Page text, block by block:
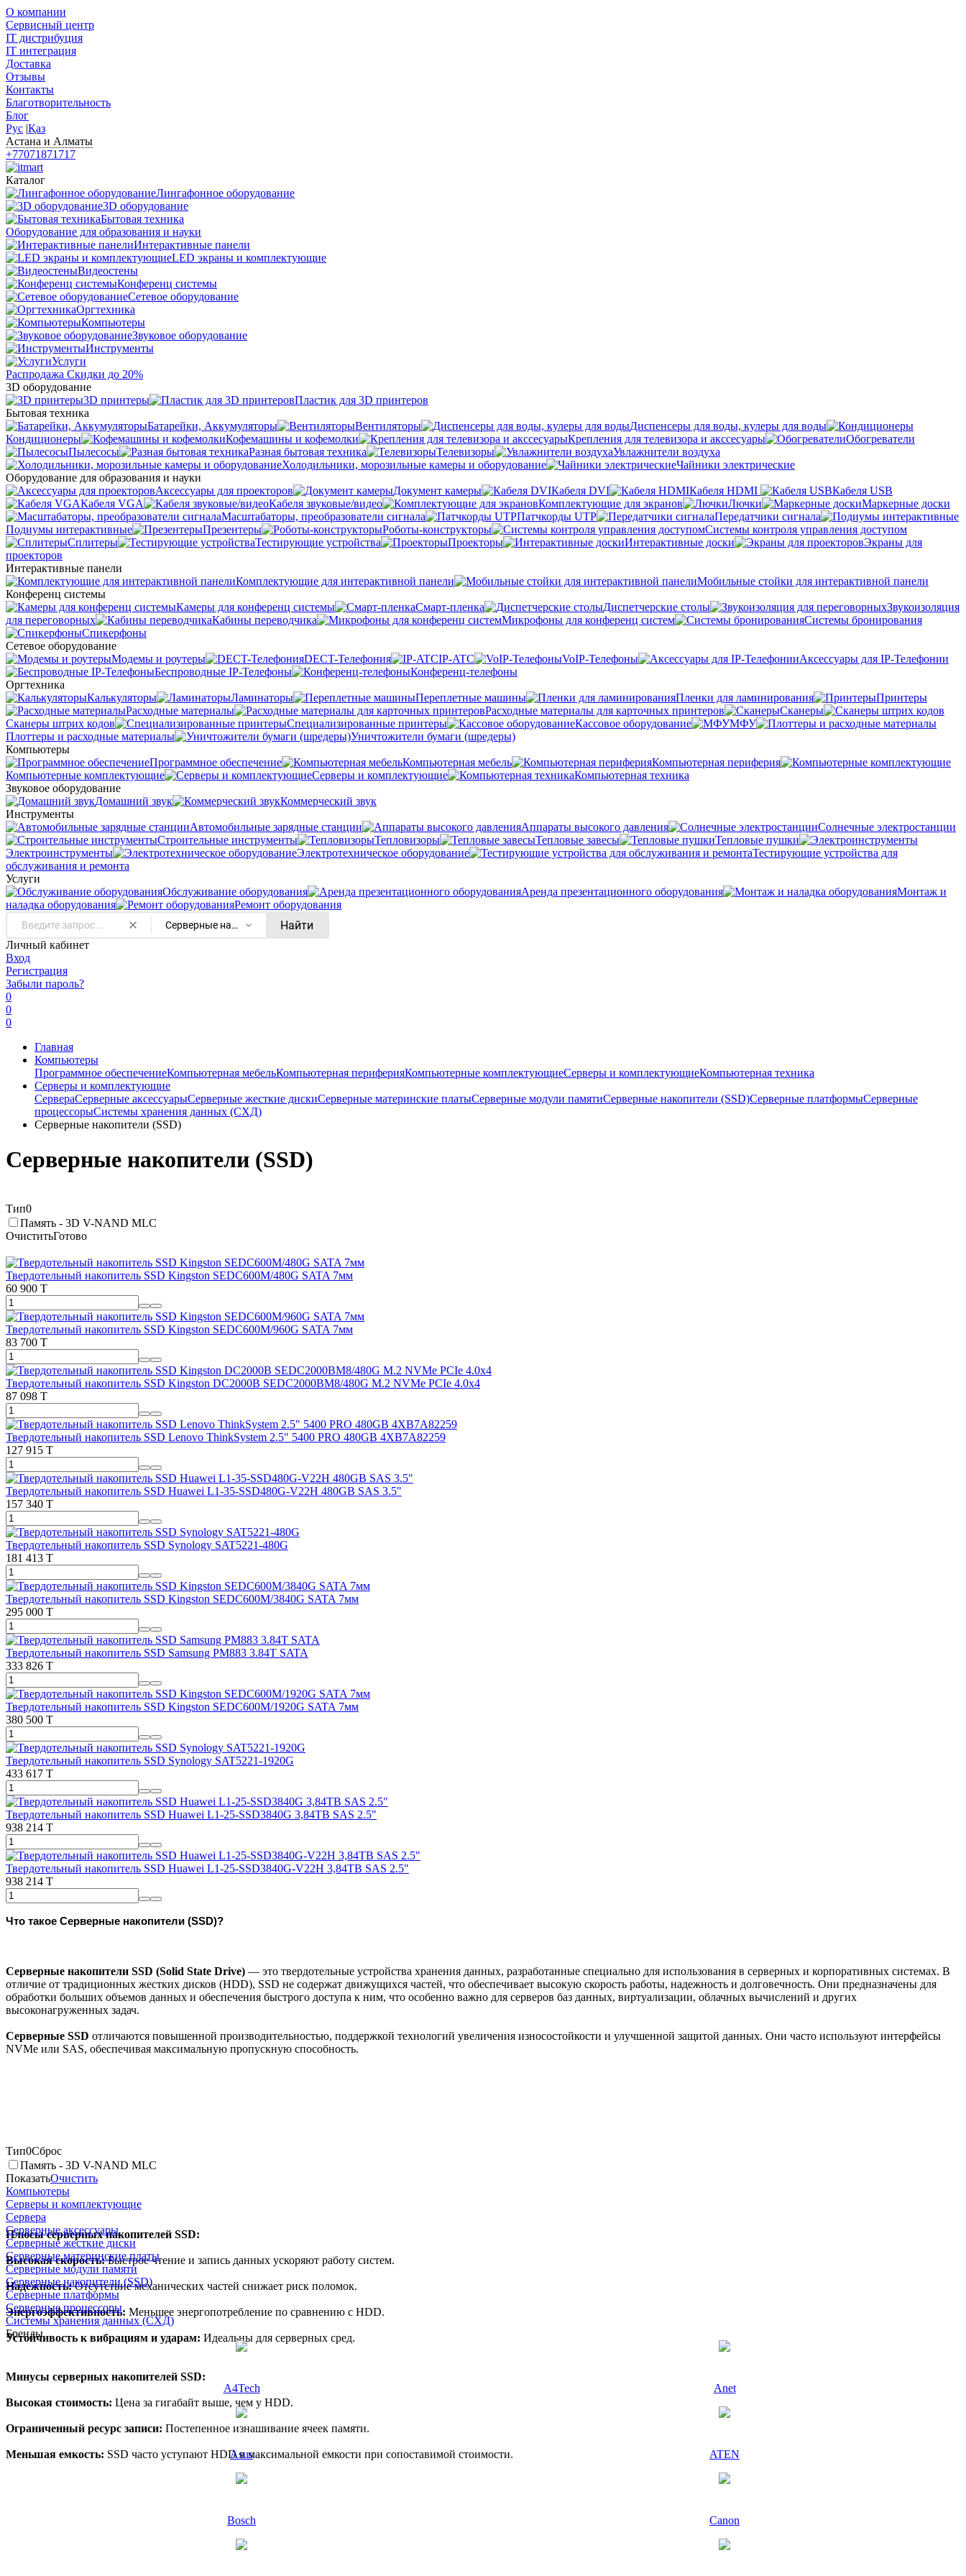
О компании
Сервисный центр
IT дистрибуция
IT интеграция
Доставка
Отзывы
Контакты
Благотворительность
Блог
Рус |Қаз
Астана и Алматы
+77071871717
Каталог
Лингафонное оборудование
3D оборудование
Бытовая техника
Оборудование для образования и науки
Интерактивные панели
LED экраны и комплектующие
Видеостены
Конференц системы
Сетевое оборудование
Оргтехника
Компьютеры
Звуковое оборудование
Инструменты
Услуги
Распродажа Скидки до 20%
3D оборудование
3D принтеры
Пластик для 3D принтеров
Бытовая техника
Батарейки, Аккумуляторы
Вентиляторы
Диспенсеры для воды, кулеры для воды
Кондиционеры
Кофемашины и кофемолки Крепления для телевизора и акссесуары
Обогреватели
Пылесосы
Разная бытовая техника Телевизоры
Увлажнители воздуха
Холодильники, морозильные камеры и оборудование
Чайники электрические
Оборудование для образования и науки
Аксессуары для проекторов
Документ камеры Кабеля DVI Кабеля HDMI
Кабеля USB
Кабеля VGA
Кабеля звуковые/видео Комплектующие для экранов Лючки
Маркерные доски
Масштабаторы, преобразователи сигнала
Патчкорды UTP
Передатчики сигнала
Подиумы интерактивные
Презентеры Роботы-конструкторы
Системы контроля управления доступом
Сплитеры
Тестирующие устройства Проекторы Интерактивные доски
Экраны для
проекторов
Интерактивные панели
Комплектующие для интерактивной панели
Мобильные стойки для интерактивной панели
Конференц системы
Камеры для конференц системы
Cмарт-пленка Диспетчерские столы
Звукоизоляция
для переговорных
Кабины переводчика Микрофоны для конференц систем
Системы бронирования
Спикерфоны
Сетевое оборудование
Модемы и роутеры
DECT-Телефония IP-ATC VoIP-Телефоны
Аксессуары для IP-Телефонии
Беспроводные IP-Телефоны
Конференц-телефоны
Оргтехника
Калькуляторы
Ламинаторы Переплетные машины Пленки для ламинирования
Принтеры
Расходные материалы
Расходные материалы для карточных принтеров
Сканеры
Сканеры штрих кодов
Специализированные принтеры Кассовое оборудование
МФУ
Плоттеры и расходные материалы
Уничтожители бумаги (шредеры)
Компьютеры
Программное обеспечение
Компьютерная мебель
Компьютерная периферия
Компьютерные комплектующие
Серверы и комплектующие
Компьютерная техника
Звуковое оборудование
Домашний звук
Коммерческий звук
Инструменты
Автомобильные зарядные станции
Аппараты высокого давления
Солнечные электростанции
Строительные инструменты
Тепловизоры Тепловые завесы
Тепловые пушки
Электроинструменты
Электротехническое оборудование
Тестирующие устройства для
обслуживания и ремонта
Услуги
Oбслуживание оборудования
Аренда презентационного оборудования
Монтаж и
наладка оборудования
Ремонт оборудования
Серверные накопители (SSD) Найти
Личный кабинет
Вход
Регистрация
Забыли пароль?
0
0
0
Главная
Компьютеры
Программное обеспечениеКомпьютерная мебельКомпьютерная периферияКомпьютерные комплектующиеСерверы и комплектующиеКомпьютерная техника
Серверы и комплектующие
СервераСерверные аксессуарыСерверные жесткие дискиСерверные материнские платыСерверные модули памятиСерверные накопители (SSD)Серверные платформыСерверные
процессорыСистемы хранения данных (СХД)
Серверные накопители (SSD)
Серверные накопители (SSD)
Тип0
Память - 3D V-NAND MLC
ОчиститьГотово
Твердотельный накопитель SSD Kingston SEDC600M/480G SATA 7мм
60 900 T
Твердотельный накопитель SSD Kingston SEDC600M/960G SATA 7мм
83 700 T
Твердотельный накопитель SSD Kingston DC2000B SEDC2000BM8/480G M.2 NVMe PCIe 4.0x4
87 098 T
Твердотельный накопитель SSD Lenovo ThinkSystem 2.5" 5400 PRO 480GB 4XB7A82259
127 915 T
Твердотельный накопитель SSD Huawei L1-35-SSD480G-V22H 480GB SAS 3.5"
157 340 T
Твердотельный накопитель SSD Synology SAT5221-480G
181 413 T
Твердотельный накопитель SSD Kingston SEDC600M/3840G SATA 7мм
295 000 T
Твердотельный накопитель SSD Samsung PM883 3.84T SATA
333 826 T
Твердотельный накопитель SSD Kingston SEDC600M/1920G SATA 7мм
380 500 T
Твердотельный накопитель SSD Synology SAT5221-1920G
433 617 T
Твердотельный накопитель SSD Huawei L1-25-SSD3840G 3,84TB SAS 2.5"
938 214 T
Твердотельный накопитель SSD Huawei L1-25-SSD3840G-V22H 3,84TB SAS 2.5"
938 214 T
Что такое Серверные накопители (SSD)?
Серверные накопители SSD (Solid State Drive) — это твердотельные устройства хранения данных, разработанные специально для использования в серверных и корпоративных системах. В
отличие от традиционных жестких дисков (HDD), SSD не содержат движущихся частей, что обеспечивает высокую скорость работы, надежность и долговечность. Они предназначены для
обработки больших объемов данных и обеспечения быстрого доступа к ним, что особенно важно для серверов баз данных, виртуализации, облачных вычислений и других
высоконагруженных задач.
Серверные SSD отличаются повышенной производительностью, поддержкой технологий увеличения износостойкости и улучшенной защитой данных. Они часто используют интерфейсы
NVMe или SAS, обеспечивая максимальную пропускную способность.
Плюсы серверных накопителей SSD:
Высокая скорость:Быстрое чтение и запись данных ускоряют работу систем.
Надежность:Отсутствие механических частей снижает риск поломок.
Энергоэффективность: Меньшее энергопотребление по сравнению с HDD.
Устойчивость к вибрациям и ударам: Идеальны для серверных сред.
Минусы серверных накопителей SSD:
Высокая стоимость: Цена за гигабайт выше, чем у HDD.
Ограниченный ресурс записи: Постепенное изнашивание ячеек памяти.
Меньшая емкость: SSD часто уступают HDD в максимальной емкости при сопоставимой стоимости.
Тип0Сброс
Память - 3D V-NAND MLC
ПоказатьОчистить
Компьютеры
Серверы и комплектующие
Сервера
Серверные аксессуары
Серверные жесткие диски
Серверные материнские платы
Серверные модули памяти
Серверные накопители (SSD)
Серверные платформы
Серверные процессоры
Системы хранения данных (СХД)
Бренды
A4Tech Anet
Asus ATEN
Bosch Canon